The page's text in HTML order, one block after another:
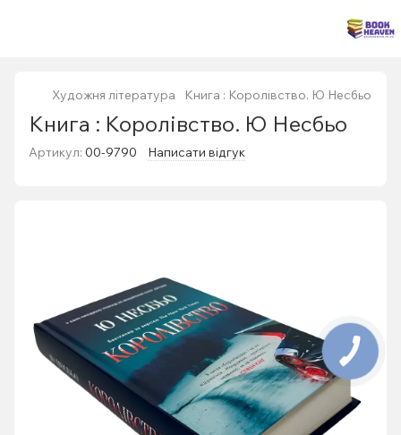
Художня література Книга : Королівство. Ю Несбьо
Книга : Королівство. Ю Несбьо
Артикул: 00-9790 Написати відгук